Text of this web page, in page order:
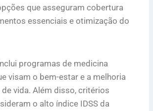
que asseguram cobertura
essenciais e otimização do
programas de medicina
visam o bem-estar e a melhoria
vida. Além disso, critérios
o alto índice IDSS da